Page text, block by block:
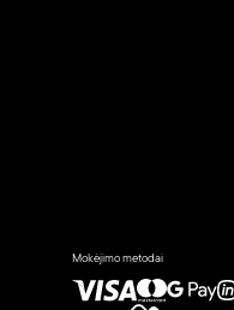
Mokėjimo metodai